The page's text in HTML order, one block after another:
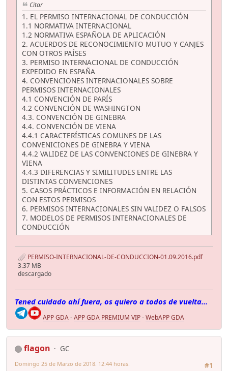
Citar
1. EL PERMISO INTERNACIONAL DE CONDUCCIÓN
1.1 NORMATIVA INTERNACIONAL
1.2 NORMATIVA ESPAÑOLA DE APLICACIÓN
2. ACUERDOS DE RECONOCIMIENTO MUTUO Y CANJES
CON OTROS PAÍSES
3. PERMISO INTERNACIONAL DE CONDUCCIÓN
EXPEDIDO EN ESPAÑA
4. CONVENCIONES INTERNACIONALES SOBRE
PERMISOS INTERNACIONALES
4.1 CONVENCIÓN DE PARÍS
4.2 CONVENCIÓN DE WASHINGTON
4.3. CONVENCIÓN DE GINEBRA
4.4. CONVENCIÓN DE VIENA
4.4.1 CARACTERÍSTICAS COMUNES DE LAS
CONVENICIONES DE GINEBRA Y VIENA
4.4.2 VALIDEZ DE LAS CONVENCIONES DE GINEBRA Y
VIENA
4.4.3 DIFERENCIAS Y SIMILITUDES ENTRE LAS
DISTINTAS CONVENCIONES
5. CASOS PRÁCTICOS E INFORMACIÓN EN RELACIÓN
CON ESTOS PERMISOS
6. PERMISOS INTERNACIONALES SIN VALIDEZ O FALSOS
7. MODELOS DE PERMISOS INTERNACIONALES DE
CONDUCCIÓN
PERMISO-INTERNACIONAL-DE-CONDUCCION-01.09.2016.pdf
3.37 MB
descargado
Tened cuidado ahí fuera, os quiero a todos de vuelta...
APP GDA-APP GDA PREMIUM VIP-WebAPP GDA
flagon
GC
#1
Domingo 25 de Marzo de 2018. 12:44 horas.